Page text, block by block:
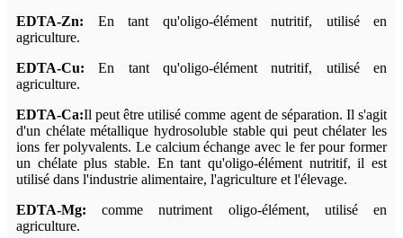
EDTA-Zn: En tant qu'oligo-élément nutritif, utilisé en
agriculture.
EDTA-Cu: En tant qu'oligo-élément nutritif, utilisé en
agriculture.
EDTA-Ca:Il peut être utilisé comme agent de séparation. Il s'agit
d'un chélate métallique hydrosoluble stable qui peut chélater les
ions fer polyvalents. Le calcium échange avec le fer pour former
un chélate plus stable. En tant qu'oligo-élément nutritif, il est
utilisé dans l'industrie alimentaire, l'agriculture et l'élevage.
EDTA-Mg: comme nutriment oligo-élément, utilisé en
agriculture.